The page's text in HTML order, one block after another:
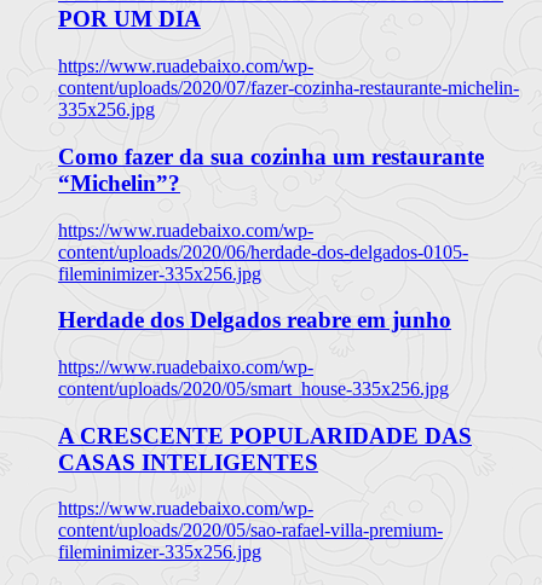
POR UM DIA
https://www.ruadebaixo.com/wp-
content/uploads/2020/07/fazer-cozinha-restaurante-michelin-
335x256.jpg
Como fazer da sua cozinha um restaurante
“Michelin”?
https://www.ruadebaixo.com/wp-
content/uploads/2020/06/herdade-dos-delgados-0105-
fileminimizer-335x256.jpg
Herdade dos Delgados reabre em junho
https://www.ruadebaixo.com/wp-
content/uploads/2020/05/smart_house-335x256.jpg
A CRESCENTE POPULARIDADE DAS
CASAS INTELIGENTES
https://www.ruadebaixo.com/wp-
content/uploads/2020/05/sao-rafael-villa-premium-
fileminimizer-335x256.jpg